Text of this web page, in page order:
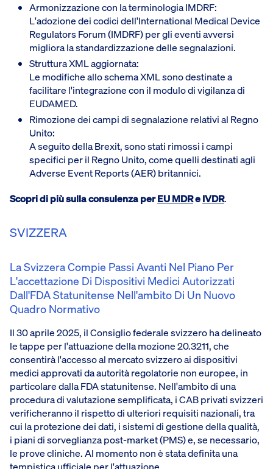
Armonizzazione con la terminologia IMDRF:
L'adozione dei codici dell'International Medical Device
Regulators Forum (IMDRF) per gli eventi avversi
migliora la standardizzazione delle segnalazioni.
Struttura XML aggiornata:
Le modifiche allo schema XML sono destinate a
facilitare l'integrazione con il modulo di vigilanza di
EUDAMED.
Rimozione dei campi di segnalazione relativi al Regno
Unito:
A seguito della Brexit, sono stati rimossi i campi
specifici per il Regno Unito, come quelli destinati agli
Adverse Event Reports (AER) britannici.
Scopri di più sulla consulenza perEU MDReIVDR.
SVIZZERA
La Svizzera Compie Passi Avanti Nel Piano Per
L'accettazione Di Dispositivi Medici Autorizzati
Dall'FDA Statunitense Nell'ambito Di Un Nuovo
Quadro Normativo
Il 30 aprile 2025, il Consiglio federale svizzero ha delineato
le tappe per l'attuazione della mozione 20.3211, che
consentirà l'accesso al mercato svizzero ai dispositivi
medici approvati da autorità regolatorie non europee, in
particolare dalla FDA statunitense. Nell'ambito di una
procedura di valutazione semplificata, i CAB privati svizzeri
verificheranno il rispetto di ulteriori requisiti nazionali, tra
cui la protezione dei dati, i sistemi di gestione della qualità,
i piani di sorveglianza post-market (PMS) e, se necessario,
le prove cliniche. Al momento non è stata definita una